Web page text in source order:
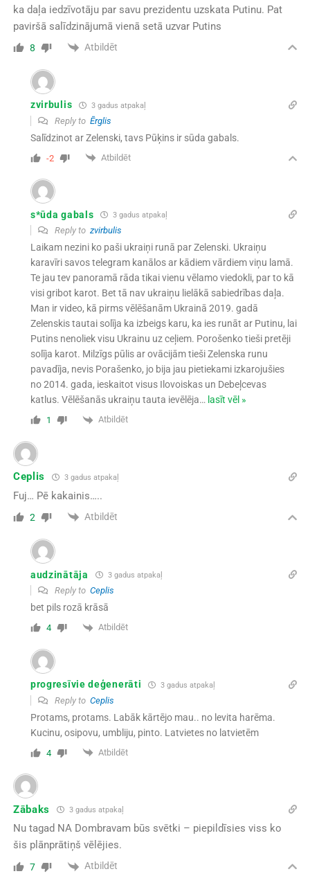
ka daļa iedzīvotāju par savu prezidentu uzskata Putinu. Pat
paviršā salīdzinājumā vienā setā uzvar Putins
8 Atbildēt
zvirbulis 3 gadus atpakaļ
Reply to Ērglis
Salīdzinot ar Zelenski, tavs Pūķins ir sūda gabals.
-2 Atbildēt
s*ūda gabals 3 gadus atpakaļ
Reply to zvirbulis
Laikam nezini ko paši ukraiņi runā par Zelenski. Ukraiņu
karavīri savos telegram kanālos ar kādiem vārdiem viņu lamā.
Te jau tev panoramā rāda tikai vienu vēlamo viedokli, par to kā
visi gribot karot. Bet tā nav ukraiņu lielākā sabiedrības daļa.
Man ir video, kā pirms vēlēšanām Ukrainā 2019. gadā
Zelenskis tautai solīja ka izbeigs karu, ka ies runāt ar Putinu, lai
Putins nenoliek visu Ukrainu uz ceļiem. Porošenko tieši pretēji
solīja karot. Milzīgs pūlis ar ovācijām tieši Zelenska runu
pavadīja, nevis Porašenko, jo bija jau pietiekami izkarojušies
no 2014. gada, ieskaitot visus Ilovoiskas un Debeļcevas
katlus. Vēlēšanās ukraiņu tauta ievēlēja… lasīt vēl »
1 Atbildēt
Ceplis 3 gadus atpakaļ
Fuj… Pē kakainis…..
2 Atbildēt
audzinātāja 3 gadus atpakaļ
Reply to Ceplis
bet pils rozā krāsā
4 Atbildēt
progresīvie deģenerāti 3 gadus atpakaļ
Reply to Ceplis
Protams, protams. Labāk kārtējo mau.. no levita harēma.
Kucinu, osipovu, umbliju, pinto. Latvietes no latvietēm
4 Atbildēt
Zābaks 3 gadus atpakaļ
Nu tagad NA Dombravam būs svētki – piepildīsies viss ko
šis plānprātiņš vēlējies.
7 Atbildēt